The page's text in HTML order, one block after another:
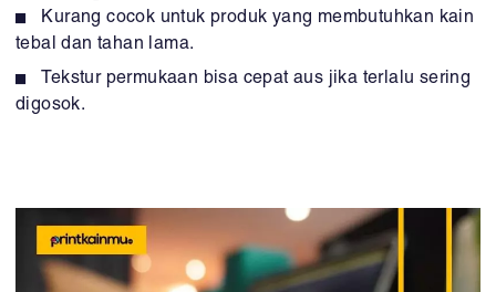
Kurang cocok untuk produk yang membutuhkan kain
tebal dan tahan lama.
Tekstur permukaan bisa cepat aus jika terlalu sering
digosok.